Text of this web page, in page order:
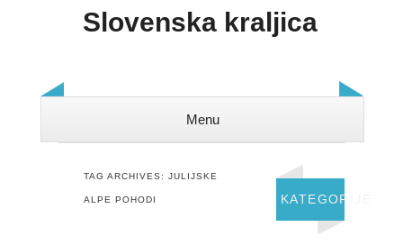
Slovenska kraljica
Menu
TAG ARCHIVES:JULIJSKE
ALPE POHODI KATEGORIJE